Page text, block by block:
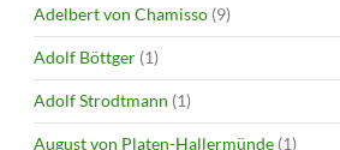
Adelbert von Chamisso (9)
Adolf Böttger (1)
Adolf Strodtmann (1)
August von Platen-Hallermünde (1)